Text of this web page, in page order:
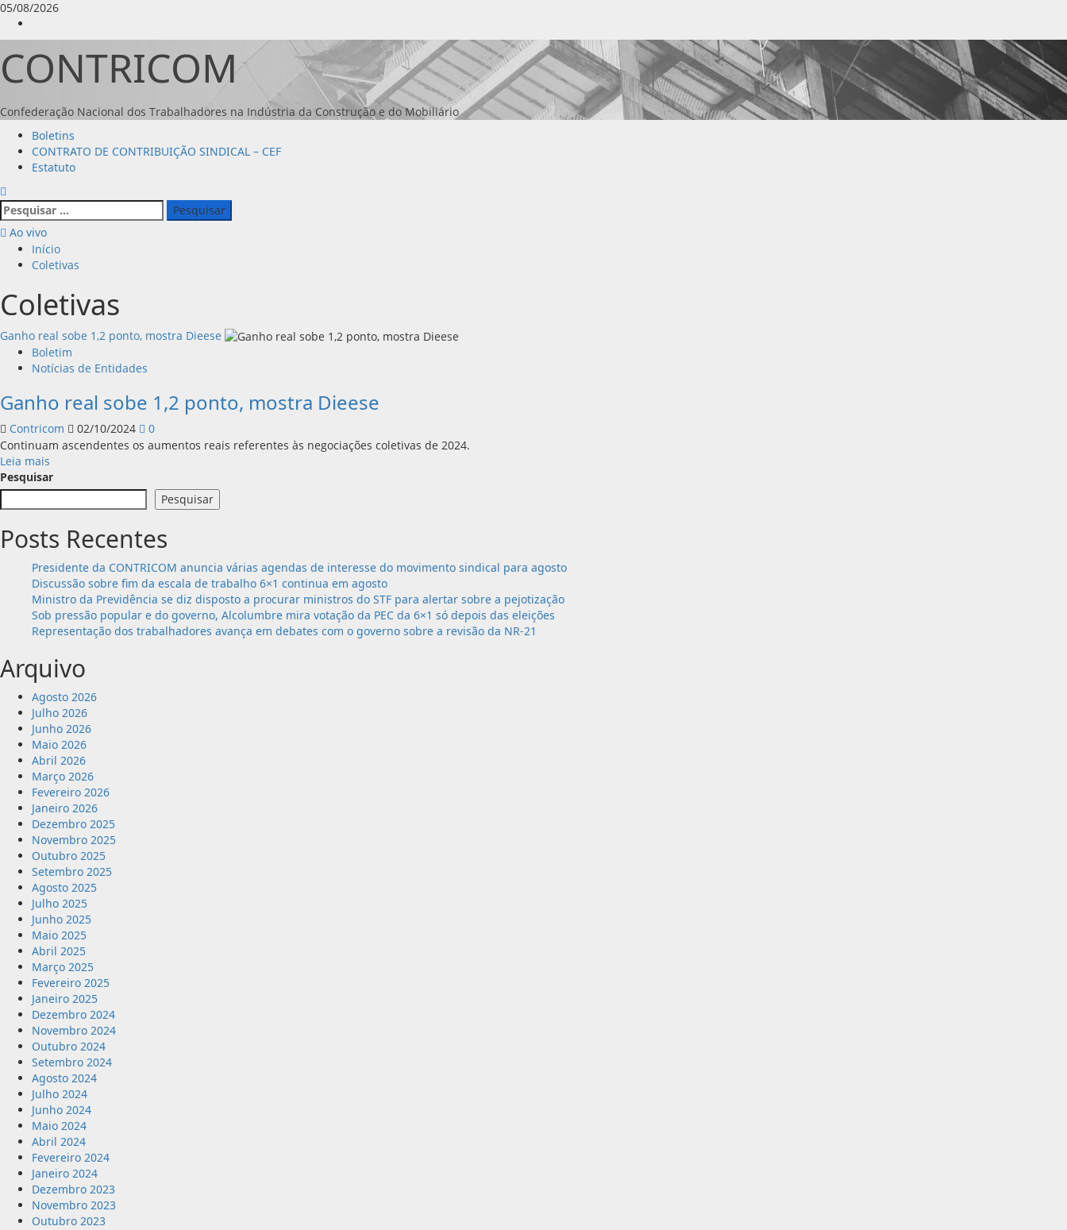
Avançar
para
o
conteúdo
05/08/2026
CONTRICOM
Confederação Nacional dos Trabalhadores na Indústria da Construção e do Mobiliário
Menu
principal
Boletins
CONTRATO DE CONTRIBUIÇÃO SINDICAL – CEF
Estatuto
Pesquisar
por:
Ao vivo
Início
Coletivas
Coletivas
Ganho real sobe 1,2 ponto, mostra Dieese
Boletim
Notícias de Entidades
Ganho real sobe 1,2 ponto, mostra Dieese
Contricom 02/10/2024
0
Continuam ascendentes os aumentos reais referentes às negociações coletivas de 2024.
Leia mais
mais
sobre
Ganho
sobe
ponto,
mostra
Dieese
Pesquisar
Pesquisar
Posts Recentes
Presidente da CONTRICOM anuncia várias agendas de interesse do movimento sindical para agosto
Discussão sobre fim da escala de trabalho 6×1 continua em agosto
Ministro da Previdência se diz disposto a procurar ministros do STF para alertar sobre a pejotização
Sob pressão popular e do governo, Alcolumbre mira votação da PEC da 6×1 só depois das eleições
Representação dos trabalhadores avança em debates com o governo sobre a revisão da NR-21
Arquivo
Agosto 2026
Julho 2026
Junho 2026
Maio 2026
Abril 2026
Março 2026
Fevereiro 2026
Janeiro 2026
Dezembro 2025
Novembro 2025
Outubro 2025
Setembro 2025
Agosto 2025
Julho 2025
Junho 2025
Maio 2025
Abril 2025
Março 2025
Fevereiro 2025
Janeiro 2025
Dezembro 2024
Novembro 2024
Outubro 2024
Setembro 2024
Agosto 2024
Julho 2024
Junho 2024
Maio 2024
Abril 2024
Fevereiro 2024
Janeiro 2024
Dezembro 2023
Novembro 2023
Outubro 2023